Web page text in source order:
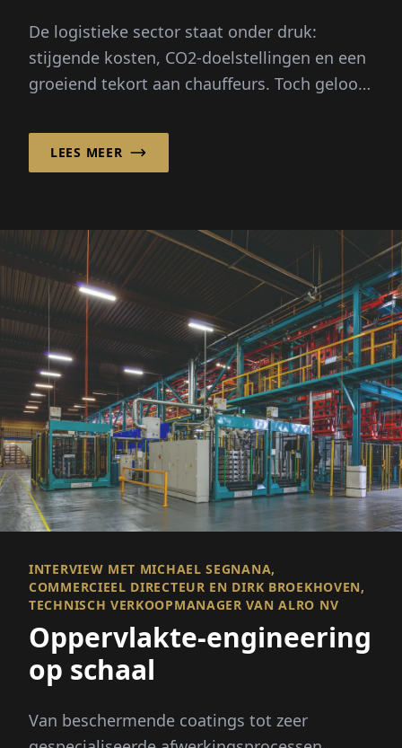
De logistieke sector staat onder druk:
stijgende kosten, CO2-doelstellingen en een
groeiend tekort aan chauffeurs. Toch gelooft
LEES MEER
INTERVIEW MET MICHAEL SEGNANA,
COMMERCIEEL DIRECTEUR EN DIRK BROEKHOVEN,
TECHNISCH VERKOOPMANAGER VAN ALRO NV
Oppervlakte-engineering
op schaal
Van beschermende coatings tot zeer